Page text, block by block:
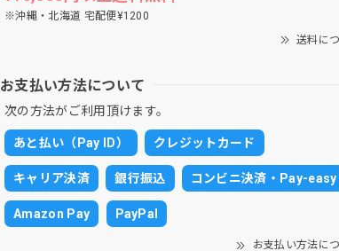
※沖縄・北海道 宅配便¥1200
送料に
お支払い方法について
次の方法がご利用頂けます。
あと払い（Pay ID） クレジットカード
キャリア決済 銀行振込 コンビニ決済・Pay-easy
Amazon Pay PayPal
お支払い方法に